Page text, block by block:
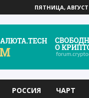
ПЯТНИЦА, АВГУСТ
РОССИЯ ЧАРТ